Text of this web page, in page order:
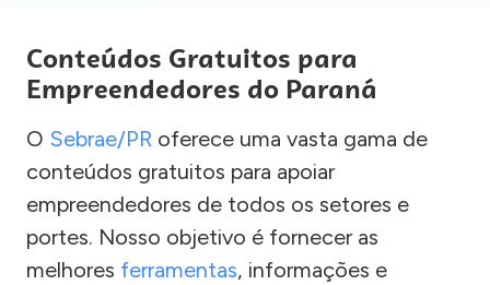
Conteúdos Gratuitos para
Empreendedores do Paraná
O Sebrae/PR oferece uma vasta gama de
conteúdos gratuitos para apoiar
empreendedores de todos os setores e
portes. Nosso objetivo é fornecer as
melhores ferramentas, informações e